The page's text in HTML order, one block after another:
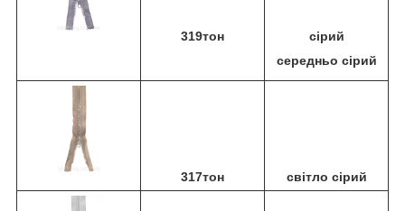
319тон
сірий
середньо сірий
317тон світло сірий